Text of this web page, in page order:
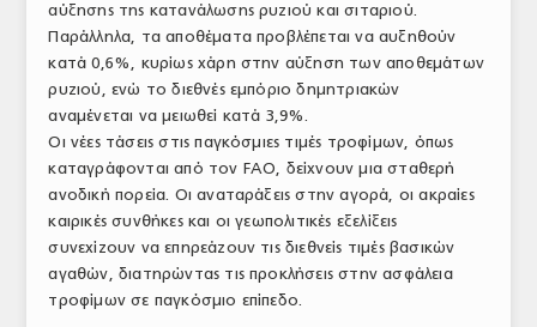
αύξησης της κατανάλωσης ρυζιού και σιταριού.
Παράλληλα, τα αποθέματα προβλέπεται να αυξηθούν
κατά 0,6%, κυρίως χάρη στην αύξηση των αποθεμάτων
ρυζιού, ενώ το διεθνές εμπόριο δημητριακών
αναμένεται να μειωθεί κατά 3,9%.
Οι νέες τάσεις στις παγκόσμιες τιμές τροφίμων, όπως
καταγράφονται από τον FAO, δείχνουν μια σταθερή
ανοδική πορεία. Οι αναταράξεις στην αγορά, οι ακραίες
καιρικές συνθήκες και οι γεωπολιτικές εξελίξεις
συνεχίζουν να επηρεάζουν τις διεθνείς τιμές βασικών
αγαθών, διατηρώντας τις προκλήσεις στην ασφάλεια
τροφίμων σε παγκόσμιο επίπεδο.